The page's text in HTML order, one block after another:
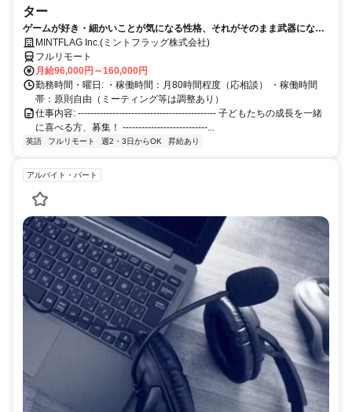
ター
ゲームが好き・細かいことが気になる性格、それがそのまま武器になる
仕事です！
MINTFLAG Inc.(ミントフラッグ株式会社)
フルリモート
月給96,000円～160,000円
勤務時間・曜日: ・稼働時間：月80時間程度（応相談） ・稼働時間
帯：原則自由（ミーティング等は調整あり）
仕事内容: -------------------------------------------- 子どもたちの成長を一緒
に喜べる方、募集！ ---------------------------...
英語 フルリモート 週2・3日からOK 昇給あり
アルバイト・パート